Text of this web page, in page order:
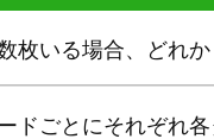
枚いる場合、どれ
ごとにそれぞれ